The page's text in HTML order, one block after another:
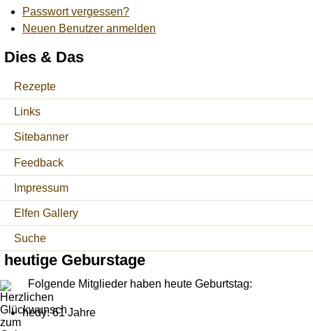
Passwort vergessen?
Neuen Benutzer anmelden
Dies & Das
Rezepte
Links
Sitebanner
Feedback
Impressum
Elfen Gallery
Suche
heutige Geburstage
Folgende Mitglieder haben heute Geburtstag:
hedy: 61 Jahre